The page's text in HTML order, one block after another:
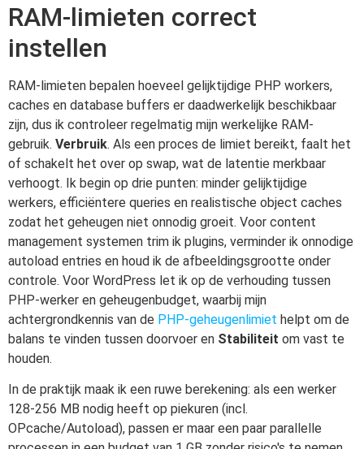
RAM-limieten correct
instellen
RAM-limieten bepalen hoeveel gelijktijdige PHP workers,
caches en database buffers er daadwerkelijk beschikbaar
zijn, dus ik controleer regelmatig mijn werkelijke RAM-
gebruik. Verbruik. Als een proces de limiet bereikt, faalt het
of schakelt het over op swap, wat de latentie merkbaar
verhoogt. Ik begin op drie punten: minder gelijktijdige
werkers, efficiëntere queries en realistische object caches
zodat het geheugen niet onnodig groeit. Voor content
management systemen trim ik plugins, verminder ik onnodige
autoload entries en houd ik de afbeeldingsgrootte onder
controle. Voor WordPress let ik op de verhouding tussen
PHP-werker en geheugenbudget, waarbij mijn
achtergrondkennis van de PHP-geheugenlimiet helpt om de
balans te vinden tussen doorvoer en Stabiliteit om vast te
houden.
In de praktijk maak ik een ruwe berekening: als een werker
128-256 MB nodig heeft op piekuren (incl.
OPcache/Autoload), passen er maar een paar parallelle